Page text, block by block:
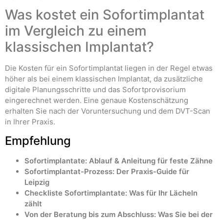
Was kostet ein Sofortimplantat
im Vergleich zu einem
klassischen Implantat?
Die Kosten für ein Sofortimplantat liegen in der Regel etwas
höher als bei einem klassischen Implantat, da zusätzliche
digitale Planungsschritte und das Sofortprovisorium
eingerechnet werden. Eine genaue Kostenschätzung
erhalten Sie nach der Voruntersuchung und dem DVT-Scan
in Ihrer Praxis.
Empfehlung
Sofortimplantate: Ablauf & Anleitung für feste Zähne
Sofortimplantat-Prozess: Der Praxis-Guide für
Leipzig
Checkliste Sofortimplantate: Was für Ihr Lächeln
zählt
Von der Beratung bis zum Abschluss: Was Sie bei der